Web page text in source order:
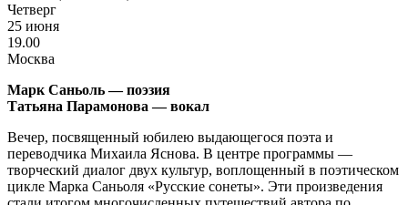
Четверг
25 июня
19.00
Москва
Марк Саньоль — поэзия
Татьяна Парамонова — вокал
Вечер, посвященный юбилею выдающегося поэта и
переводчика Михаила Яснова. В центре программы —
творческий диалог двух культур, воплощенный в поэтическом
цикле Марка Саньоля «Русские сонеты». Эти произведения